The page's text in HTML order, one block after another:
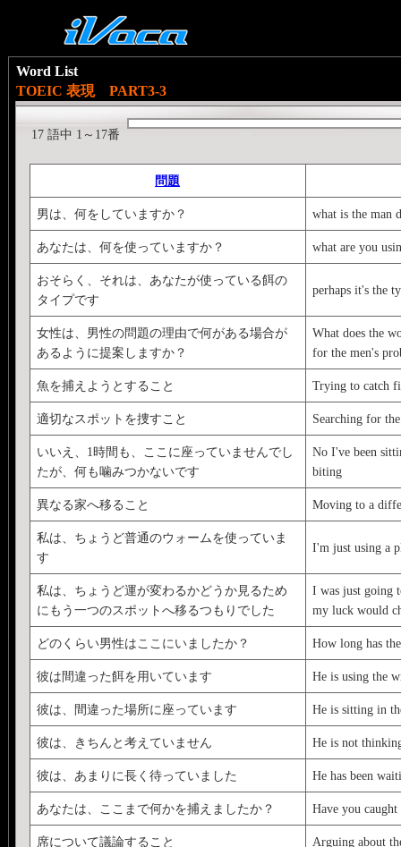
Word List
TOEIC 表現 PART3-3
17 語中 1～17番
問題
男は、何をしていますか？ what is the man
あなたは、何を使っていますか？ what are you
おそらく、それは、あなたが使っている餌の
タイプです
perhaps it's the
女性は、男性の問題の理由で何がある場合が
あるように提案しますか？
What does the
for the men's
魚を捕えようとすること Trying to catch
適切なスポットを捜すこと Searching for
いいえ、1時間も、ここに座っていませんでし
たが、何も噛みつかないです
No I've been
biting
異なる家へ移ること Moving to a
私は、ちょうど普通のウォームを使っていま
す
I'm just using a
私は、ちょうど運が変わるかどうか見るため
にもう一つのスポットへ移るつもりでした
I was just going
my luck would
どのくらい男性はここにいましたか？ How long has
彼は間違った餌を用いています He is using the
彼は、間違った場所に座っています He is sitting in
彼は、きちんと考えていません He is not
彼は、あまりに長く待っていました He has been
あなたは、ここまで何かを捕えましたか？ Have you
席について議論すること Arguing about